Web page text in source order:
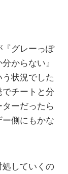
『グレーっぽ
からない』
う状況でした
チートと分
ーだったら
側にもかな
処していくの